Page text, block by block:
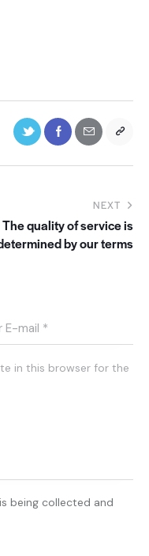
NEXT
The quality of service is
by our terms
in this browser for the
being collected and